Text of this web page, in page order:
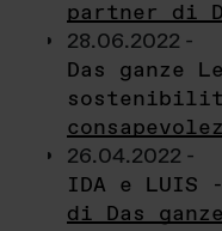
partner di
28.06.2022 -
Das ganze
26.04.2022 -
IDA e
di Das